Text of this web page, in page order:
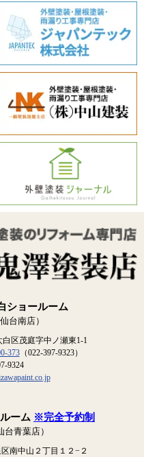
ショールーム
台南店）
区茂庭字中ノ瀬東1-1
373（022-397-9323）
9324
ーム ※完全予約制
台青葉店）
南中山２丁目１２−２